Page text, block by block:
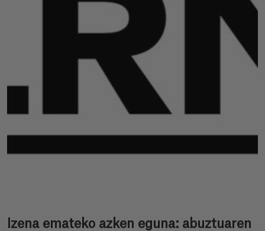
Izena emateko azken eguna: abuztuaren